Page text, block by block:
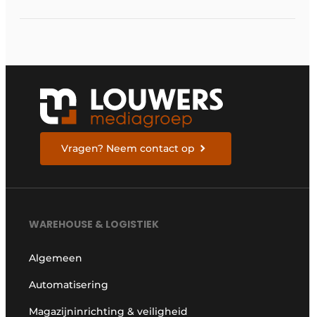
Vragen? Neem contact op
WAREHOUSE & LOGISTIEK
Algemeen
Automatisering
Magazijninrichting & veiligheid